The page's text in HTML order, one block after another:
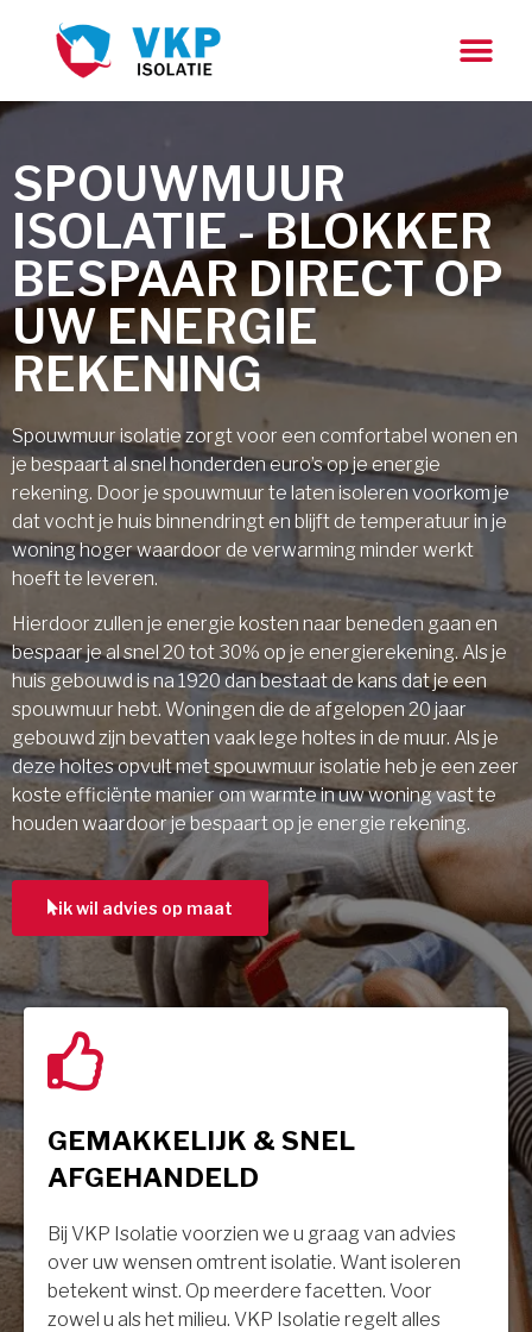
SPOUWMUUR
ISOLATIE - BLOKKER
BESPAAR DIRECT OP
UW ENERGIE
REKENING
Spouwmuur isolatie zorgt voor een comfortabel wonen en
je bespaart al snel honderden euro’s op je energie
rekening. Door je spouwmuur te laten isoleren voorkom je
dat vocht je huis binnendringt en blijft de temperatuur in je
woning hoger waardoor de verwarming minder werkt
hoeft te leveren.
Hierdoor zullen je energie kosten naar beneden gaan en
bespaar je al snel 20 tot 30% op je energierekening. Als je
huis gebouwd is na 1920 dan bestaat de kans dat je een
spouwmuur hebt. Woningen die de afgelopen 20 jaar
gebouwd zijn bevatten vaak lege holtes in de muur. Als je
deze holtes opvult met spouwmuur isolatie heb je een zeer
koste efficiënte manier om warmte in uw woning vast te
houden waardoor je bespaart op je energie rekening.
ik wil advies op maat
GEMAKKELIJK & SNEL
AFGEHANDELD
Bij VKP Isolatie voorzien we u graag van advies
over uw wensen omtrent isolatie. Want isoleren
betekent winst. Op meerdere facetten. Voor
zowel u als het milieu. VKP Isolatie regelt alles